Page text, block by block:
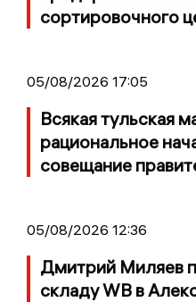
сортировочного
05/08/2026 17:05
Всякая тульская
рациональное
совещание
05/08/2026 12:36
Дмитрий Миляев
складу WB в